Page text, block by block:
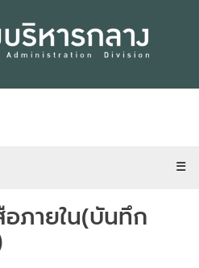
☰
ภายใน(บันทึก